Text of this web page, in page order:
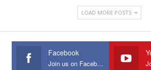
LOAD MORE POSTS
Facebook
Join us on Facebook